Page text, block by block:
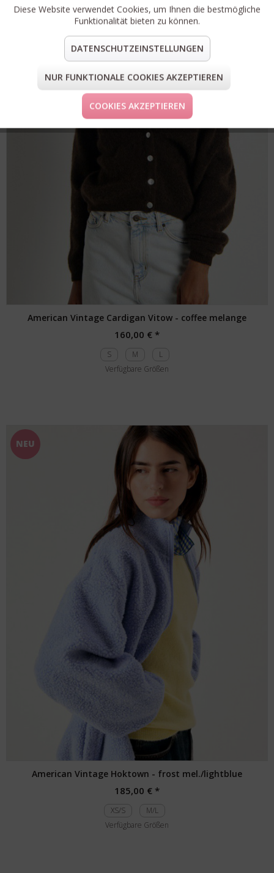
American Vintage Cardigan Vitow - coffee melange
160,00 € *
S M
L
Verfügbare Größen
NEU
American Vintage Hoktown - frost mel./lightblue
185,00 € *
XS/S
M/L
Verfügbare Größen
Diese Website verwendet Cookies, um Ihnen die bestmögliche
Funktionalität bieten zu können.
DATENSCHUTZEINSTELLUNGEN
NUR FUNKTIONALE COOKIES AKZEPTIEREN
COOKIES AKZEPTIEREN